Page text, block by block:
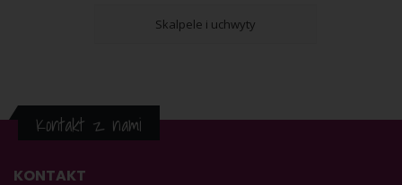
Skalpele i uchwyty
Kontakt z nami
KONTAKT